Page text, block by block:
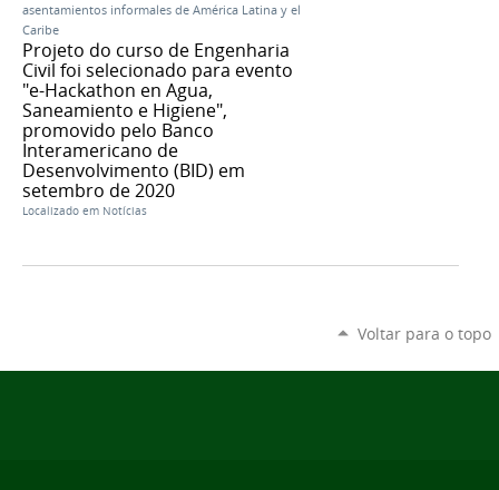
asentamientos informales de América Latina y el
Caribe
Projeto do curso de Engenharia
Civil foi selecionado para evento
"e-Hackathon en Agua,
Saneamiento e Higiene",
promovido pelo Banco
Interamericano de
Desenvolvimento (BID) em
setembro de 2020
Localizado em Notícias
Voltar para o topo